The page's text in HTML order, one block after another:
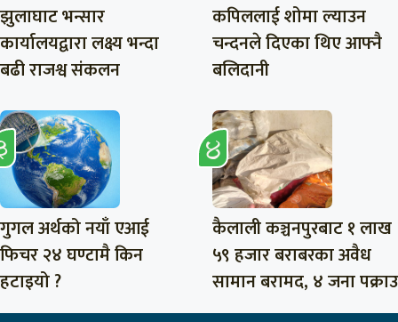
झुलाघाट भन्सार
कार्यालयद्वारा लक्ष्य भन्दा
बढी राजश्व संकलन
कपिललाई शोमा ल्याउन
चन्दनले दिएका थिए आफ्नै
बलिदानी
गुगल अर्थको नयाँ एआई
फिचर २४ घण्टामै किन
हटाइयो ?
कैलाली कञ्चनपुरबाट १ लाख
५९ हजार बराबरका अवैध
सामान बरामद, ४ जना पक्राउ